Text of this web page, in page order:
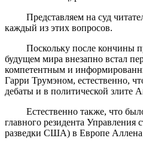
Представляем на суд
каждый из этих вопросов.
Поскольку после кончины
будущем мира внезапно встал
компетентным и
Гарри Трумэном, естественно,
дебаты и в политической злите
Естественно также, что
главного резидента
разведки США) в Европе Аллена